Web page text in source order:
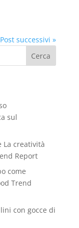
Post successivi »
Cerca
sul
La creatività
Report
come
Trend
con gocce di